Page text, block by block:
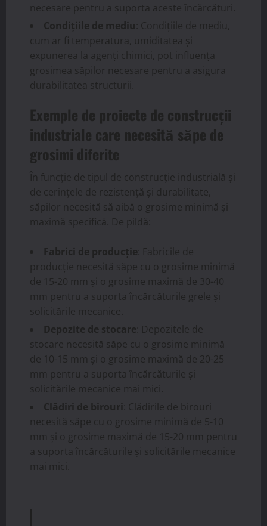
necesare pentru a suporta aceste încărcături.
Condițiile de mediu : Condițiile de mediu,
cum ar fi temperatura, umiditatea și
expunerea la agenți chimici, pot influența
grosimea săpilor necesare pentru a asigura
durabilitatea structurii.
Exemple de proiecte de construcții
industriale care necesită săpe de
grosimi diferite
În funcție de tipul de construcție industrială și
de cerințele de rezistență și durabilitate,
săpilor necesită să aibă o grosime minimă și
maximă specifică. De pildă:
Fabrici de producție : Fabricile de
producție necesită săpe cu o grosime minimă
de 15-20 mm și o grosime maximă de 30-40
mm pentru a suporta încărcăturile grele și
solicitările mecanice.
Depozite de stocare : Depozitele de
stocare necesită săpe cu o grosime minimă
de 10-15 mm și o grosime maximă de 20-25
mm pentru a suporta încărcăturile și
solicitările mecanice mai mici.
Clădiri de birouri : Clădirile de birouri
necesită săpe cu o grosime minimă de 5-10
mm și o grosime maximă de 15-20 mm pentru
a suporta încărcăturile și solicitările mecanice
mai mici.